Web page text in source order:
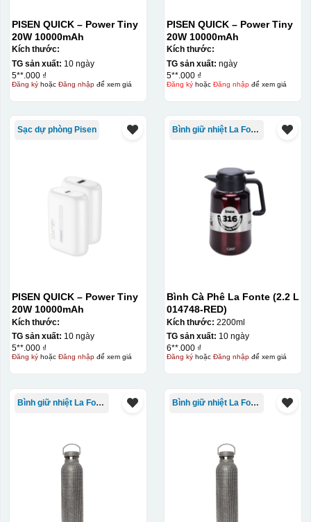
Đây là giấy decal đã in xong, đang chờ khô để cắt dán
lên gốm sứ
Bước 2: Dán decal lên gốm sứĐể dán decal lên gốm
đó bằng nước. Người thợ sẽ căn chỉnh bằng mắt thường
Thợ đang căn chỉnh dán decal lên bát cơm
PISEN QUICK – Power Tiny
20W 10000mAh
Kích thước:
TG sản xuất: 10 ngày
5**.000 ₫
Đăng kýhoặc Đăng nhậpđể xem giá
PISEN QUICK – Power Tiny
20W 10000mAh
Kích thước:
TG sản xuất: ngày
5**.000 ₫
Đăng kýhoặc Đăng nhậpđể xem giá
Sạc dự phòng Pisen
PISEN QUICK – Power Tiny
20W 10000mAh
Kích thước:
TG sản xuất: 10 ngày
5**.000 ₫
Đăng kýhoặc Đăng nhậpđể xem giá
Bình giữ nhiệt La Fonte
Bình Cà Phê La Fonte (2.2 L
014748-RED)
Kích thước: 2200ml
TG sản xuất: 10 ngày
6**.000 ₫
Đăng kýhoặc Đăng nhậpđể xem giá
Bình giữ nhiệt La Fonte Bình giữ nhiệt La Fonte